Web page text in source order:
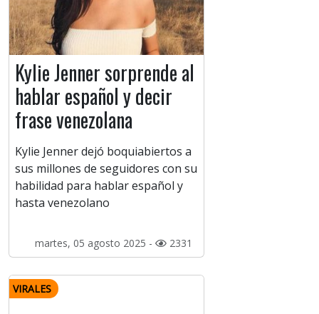
Kylie Jenner sorprende al
hablar español y decir
frase venezolana
Kylie Jenner dejó boquiabiertos a
sus millones de seguidores con su
habilidad para hablar español y
hasta venezolano
martes, 05 agosto 2025 - 2331
VIRALES